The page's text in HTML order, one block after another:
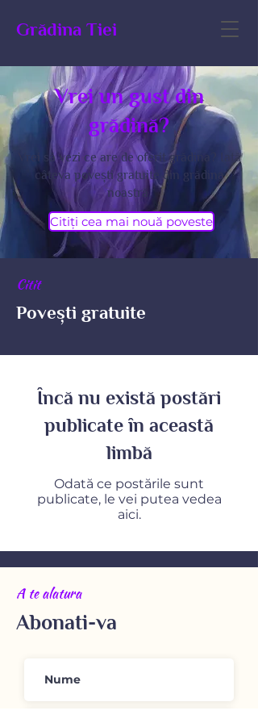
Grădina Tiei
Vrei un gust din
grădină?
Vrei să vezi ce are de oferit grădina? Iată
câteva povești gratuite din grădina
noastră.
Citiți cea mai nouă poveste
Citit
Povești gratuite
Încă nu există postări
publicate în această
limbă
Odată ce postările sunt
publicate, le vei putea vedea
aici.
A te alatura
Abonati-va